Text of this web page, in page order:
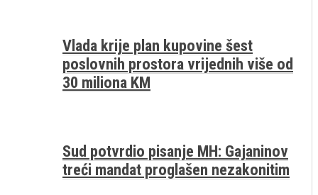
Vlada krije plan kupovine šest
poslovnih prostora vrijednih više od
30 miliona KM
Sud potvrdio pisanje MH: Gajaninov
treći mandat proglašen nezakonitim